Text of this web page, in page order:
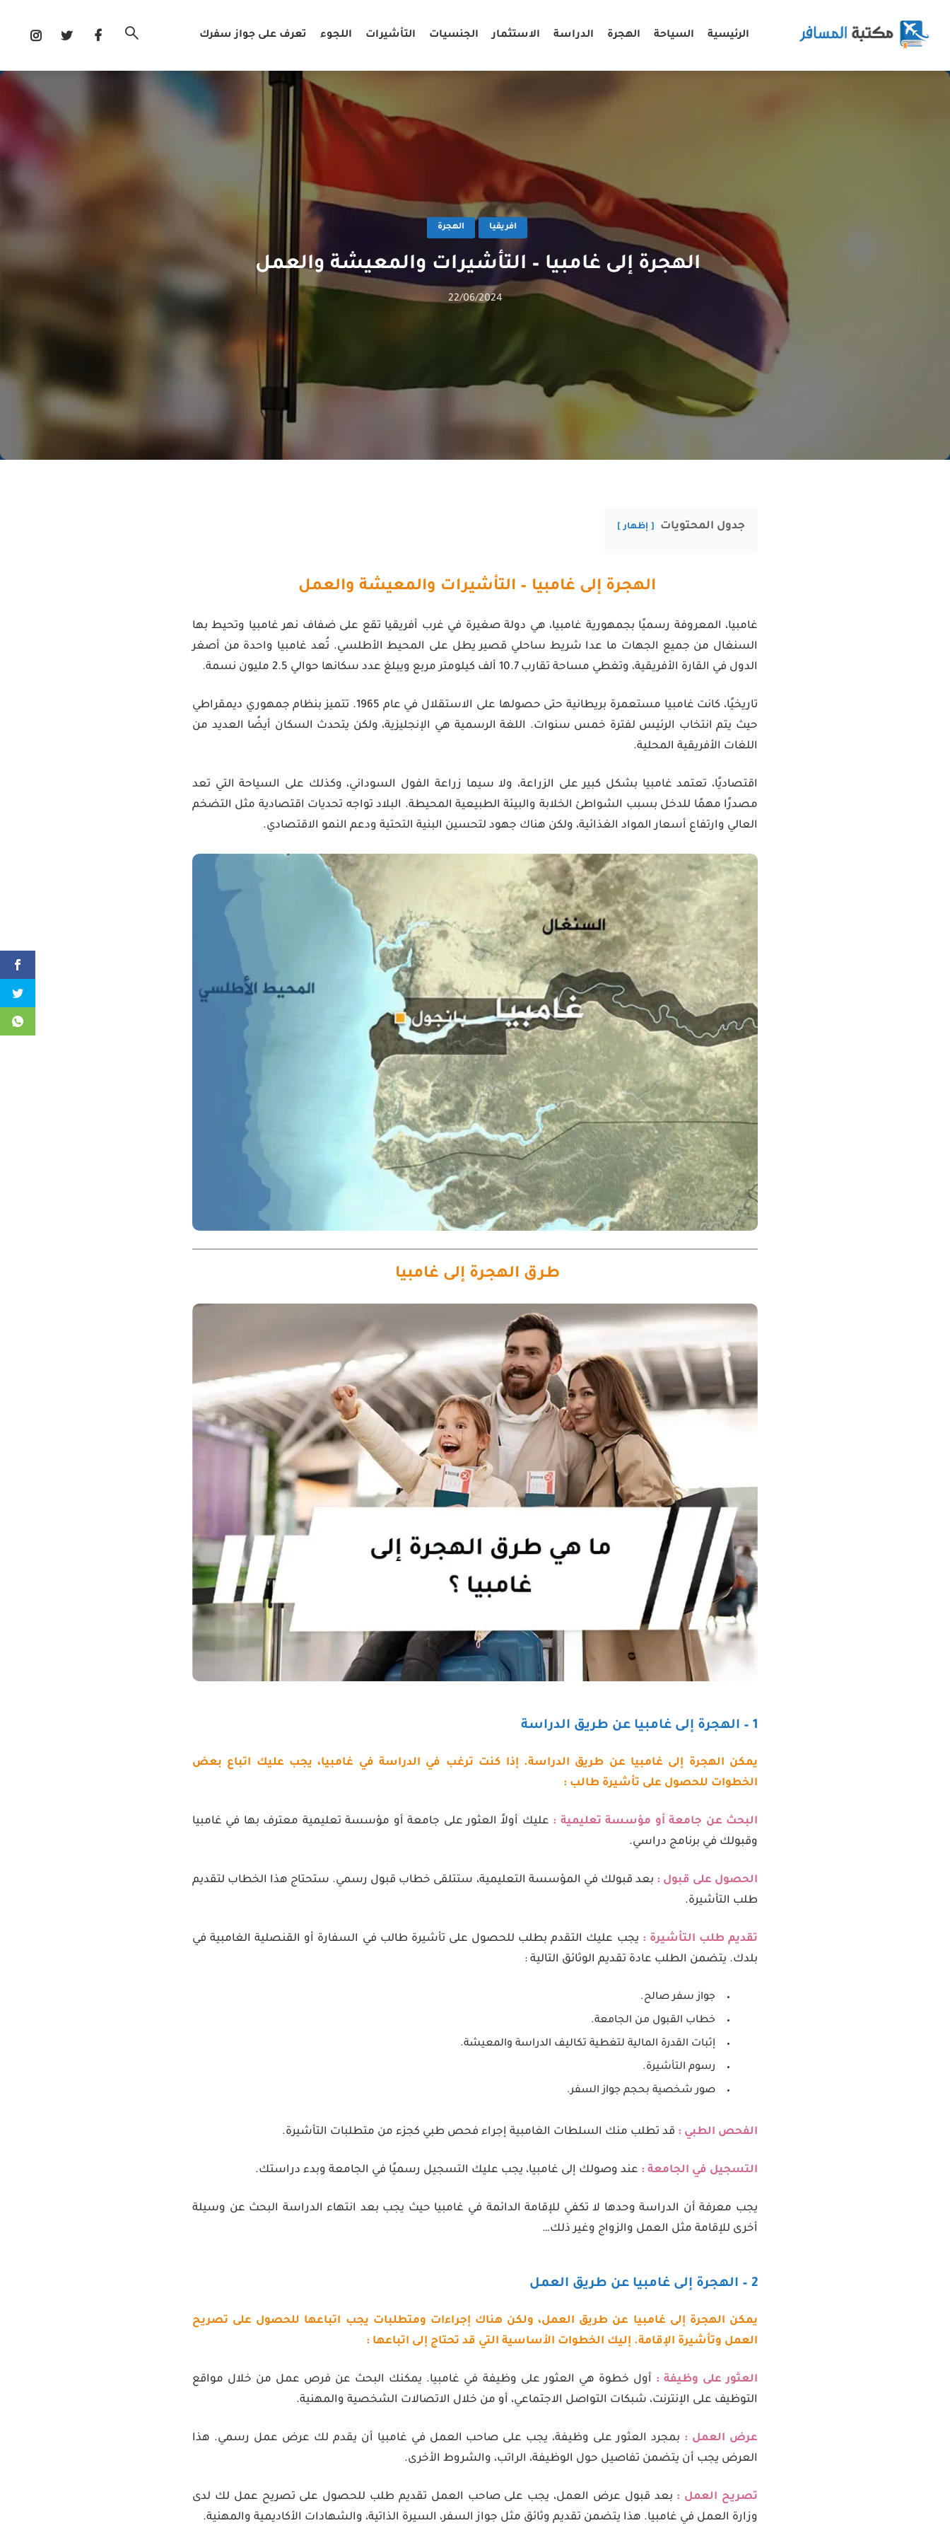
الرئيسية السياحة الهجرة الدراسة الاستثمار الجنسيات التأشيرات اللجوء تعرف على جواز سفرك
افريقيا الهجرة
الهجرة إلى غامبيا – التأشيرات والمعيشة والعمل
22/06/2024
جدول المحتويات إظهار
الهجرة إلى غامبيا – التأشيرات والمعيشة والعمل
غامبيا، المعروفة رسميًا بجمهورية غامبيا، هي دولة صغيرة في غرب أفريقيا تقع على ضفاف نهر غامبيا وتحيط بها
السنغال من جميع الجهات ما عدا شريط ساحلي قصير يطل على المحيط الأطلسي. تُعد غامبيا واحدة من أصغر
الدول في القارة الأفريقية، وتغطي مساحة تقارب 10.7 ألف كيلومتر مربع ويبلغ عدد سكانها حوالي 2.5 مليون نسمة.
تاريخيًا، كانت غامبيا مستعمرة بريطانية حتى حصولها على الاستقلال في عام 1965. تتميز بنظام جمهوري ديمقراطي
حيث يتم انتخاب الرئيس لفترة خمس سنوات. اللغة الرسمية هي الإنجليزية، ولكن يتحدث السكان أيضًا العديد من
اللغات الأفريقية المحلية.
اقتصاديًا، تعتمد غامبيا بشكل كبير على الزراعة، ولا سيما زراعة الفول السوداني، وكذلك على السياحة التي تعد
مصدرًا مهمًا للدخل بسبب الشواطئ الخلابة والبيئة الطبيعية المحيطة. البلاد تواجه تحديات اقتصادية مثل التضخم
العالي وارتفاع أسعار المواد الغذائية، ولكن هناك جهود لتحسين البنية التحتية ودعم النمو الاقتصادي.
طرق الهجرة إلى غامبيا
1 – الهجرة إلى غامبيا عن طريق الدراسة
يمكن الهجرة إلى غامبيا عن طريق الدراسة. إذا كنت ترغب في الدراسة في غامبيا، يجب عليك اتباع بعض
الخطوات للحصول على تأشيرة طالب :
البحث عن جامعة أو مؤسسة تعليمية : عليك أولاً العثور على جامعة أو مؤسسة تعليمية معترف بها في غامبيا
وقبولك في برنامج دراسي.
الحصول على قبول : بعد قبولك في المؤسسة التعليمية، ستتلقى خطاب قبول رسمي. ستحتاج هذا الخطاب لتقديم
طلب التأشيرة.
تقديم طلب التأشيرة : يجب عليك التقدم بطلب للحصول على تأشيرة طالب في السفارة أو القنصلية الغامبية في
بلدك. يتضمن الطلب عادة تقديم الوثائق التالية :
جواز سفر صالح.
خطاب القبول من الجامعة.
إثبات القدرة المالية لتغطية تكاليف الدراسة والمعيشة.
رسوم التأشيرة.
صور شخصية بحجم جواز السفر.
الفحص الطبي : قد تطلب منك السلطات الغامبية إجراء فحص طبي كجزء من متطلبات التأشيرة.
التسجيل في الجامعة : عند وصولك إلى غامبيا، يجب عليك التسجيل رسميًا في الجامعة وبدء دراستك.
يجب معرفة أن الدراسة وحدها لا تكفي للإقامة الدائمة في غامبيا حيث يجب بعد انتهاء الدراسة البحث عن وسيلة
أخرى للإقامة مثل العمل والزواج وغير ذلك…
2 – الهجرة إلى غامبيا عن طريق العمل
يمكن الهجرة إلى غامبيا عن طريق العمل، ولكن هناك إجراءات ومتطلبات يجب اتباعها للحصول على تصريح
العمل وتأشيرة الإقامة. إليك الخطوات الأساسية التي قد تحتاج إلى اتباعها :
العثور على وظيفة : أول خطوة هي العثور على وظيفة في غامبيا. يمكنك البحث عن فرص عمل من خلال مواقع
التوظيف على الإنترنت، شبكات التواصل الاجتماعي، أو من خلال الاتصالات الشخصية والمهنية.
عرض العمل : بمجرد العثور على وظيفة، يجب على صاحب العمل في غامبيا أن يقدم لك عرض عمل رسمي. هذا
العرض يجب أن يتضمن تفاصيل حول الوظيفة، الراتب، والشروط الأخرى.
تصريح العمل : بعد قبول عرض العمل، يجب على صاحب العمل تقديم طلب للحصول على تصريح عمل لك لدى
وزارة العمل في غامبيا. هذا يتضمن تقديم وثائق مثل جواز السفر، السيرة الذاتية، والشهادات الأكاديمية والمهنية.